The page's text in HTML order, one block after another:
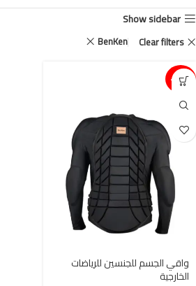
Show sidebar
Clear filters
BenKen
15%-
واقي الجسم للجنسين للرياضات
الخارجية